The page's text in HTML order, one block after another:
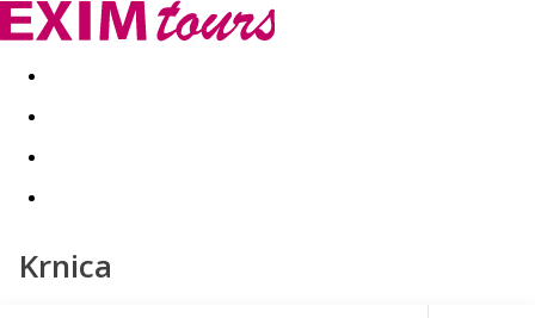
Akční nabídky Last minute
Krnica